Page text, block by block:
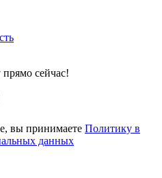
сейчас!
вы принимаете Политику в
данных